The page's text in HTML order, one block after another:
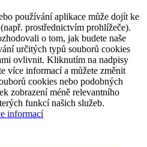
používání aplikace může dojít ke
prostřednictvím prohlížeče).
o tom, jak budete naše
určitých typů souborů cookies
ovlivnit. Kliknutím na nadpisy
více informací a můžete změnit
cookies nebo podobných
zobrazení méně relevantního
funkcí našich služeb.
informací